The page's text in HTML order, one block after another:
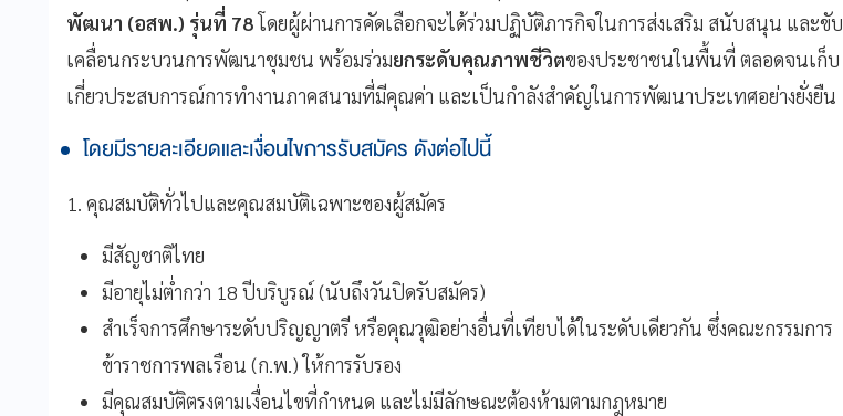
พัฒนา (อสพ.) รุ่นที่ 78โดยผู้ผ่านการคัดเลือกจะได้ร่วมปฏิบัติภารกิจในการส่งเสริม สนับสนุน และขับ
เคลื่อนกระบวนการพัฒนาชุมชน พร้อมร่วมยกระดับคุณภาพชีวิตของประชาชนในพื้นที่ ตลอดจนเก็บ
เกี่ยวประสบการณ์การทำงานภาคสนามที่มีคุณค่า และเป็นกำลังสำคัญในการพัฒนาประเทศอย่างยั่งยืน
โดยมีรายละเอียดและเงื่อนไขการรับสมัคร ดังต่อไปนี้
1. คุณสมบัติทั่วไปและคุณสมบัติเฉพาะของผู้สมัคร
มีสัญชาติไทย
มีอายุไม่ต่ำกว่า 18 ปีบริบูรณ์ (นับถึงวันปิดรับสมัคร)
สำเร็จการศึกษาระดับปริญญาตรี หรือคุณวุฒิอย่างอื่นที่เทียบได้ในระดับเดียวกัน ซึ่งคณะกรรมการ
ข้าราชการพลเรือน (ก.พ.) ให้การรับรอง
มีคุณสมบัติตรงตามเงื่อนไขที่กำหนด และไม่มีลักษณะต้องห้ามตามกฎหมาย